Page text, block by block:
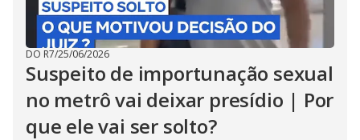
DO R7/25/06/2026
Suspeito de importunação sexual
no metrô vai deixar presídio | Por
que ele vai ser solto?